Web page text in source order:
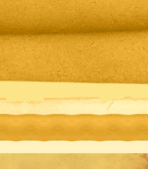
الشيخ المكتبة